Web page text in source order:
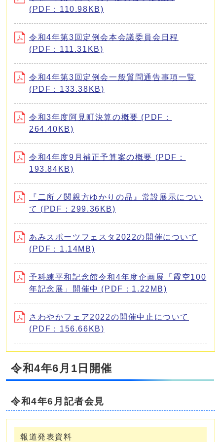
(PDF：110.98KB)
令和4年第3回定例会本会議委員会日程
(PDF：111.31KB)
令和4年第3回定例会一般質問通告事項一覧
(PDF：133.38KB)
令和3年度阿見町決算の概要 (PDF：
264.40KB)
令和4年度9月補正予算案の概要 (PDF：
193.84KB)
『二所ノ関親方ゆかりの品』常設展示につい
て (PDF：299.36KB)
あみスポーツフェスタ2022の開催について
(PDF：1.14MB)
予科練平和記念館令和4年度企画展「霞空100
年記念展」開催中 (PDF：1.22MB)
さわやかフェア2022の開催中止について
(PDF：156.66KB)
令和4年6月1日開催
令和4年6月記者会見
報道発表資料